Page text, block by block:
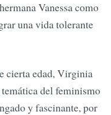
Vanessa como
una vida tolerante
cierta edad, Virginia
temática del feminismo
y fascinante, por